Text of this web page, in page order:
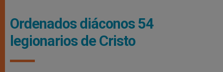
Ordenados diáconos 54
legionarios de Cristo